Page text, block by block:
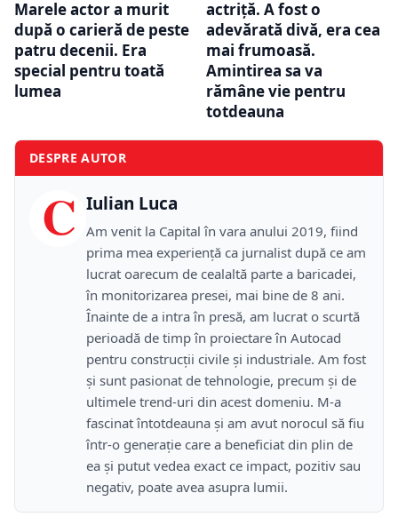
Marele actor a murit
după o carieră de peste
patru decenii. Era
special pentru toată
lumea
actriță. A fost o
adevărată divă, era cea
mai frumoasă.
Amintirea sa va
rămâne vie pentru
totdeauna
DESPRE AUTOR
C Iulian Luca
Am venit la Capital în vara anului 2019, fiind
prima mea experiență ca jurnalist după ce am
lucrat oarecum de cealaltă parte a baricadei,
în monitorizarea presei, mai bine de 8 ani.
Înainte de a intra în presă, am lucrat o scurtă
perioadă de timp în proiectare în Autocad
pentru construcții civile și industriale. Am fost
și sunt pasionat de tehnologie, precum și de
ultimele trend-uri din acest domeniu. M-a
fascinat întotdeauna și am avut norocul să fiu
într-o generație care a beneficiat din plin de
ea și putut vedea exact ce impact, pozitiv sau
negativ, poate avea asupra lumii.